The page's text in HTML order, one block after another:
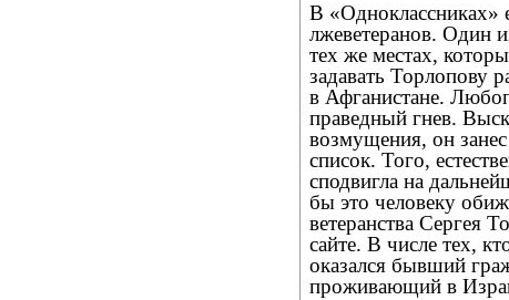
В «Одноклассниках»
лжеветеранов. Один
тех же местах,
задавать Торлопову
в Афганистане.
праведный гнев.
возмущения, он
список. Того,
сподвигла на
бы это человеку
ветеранства Сергея
сайте. В числе тех,
оказался бывший
проживающий в